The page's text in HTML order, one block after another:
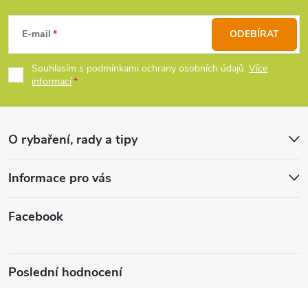
c
í
p
r
v
y
v
p
p
a
E-mail
Souhlasím s podmínkami ochrany osobních údajů. Více
informací
ODEBÍRAT
O rybaření, rady a tipy
Informace pro vás
Facebook
Poslední hodnocení